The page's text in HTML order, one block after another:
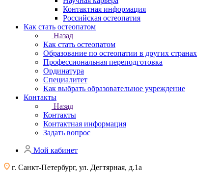
Контактная информация
Российская остеопатия
Как стать остеопатом
Назад
Как стать остеопатом
Образование по остеопатии в других странах
Профессиональная переподготовка
Ординатура
Специалитет
Как выбрать образовательное учреждение
Контакты
Назад
Контакты
Контактная информация
Задать вопрос
Мой кабинет
г. Санкт-Петербург, ул. Дегтярная, д.1а